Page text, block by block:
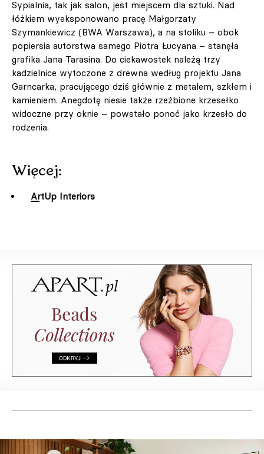
Sypialnia, tak jak salon, jest miejscem dla sztuki. Nad
łóżkiem wyeksponowano pracę Małgorzaty
Szymankiewicz (BWA Warszawa), a na stoliku – obok
popiersia autorstwa samego Piotra Łucyana – stanęła
grafika Jana Tarasina. Do ciekawostek należą trzy
kadzielnice wytoczone z drewna według projektu Jana
Garncarka, pracującego dziś głównie z metalem, szkłem i
kamieniem. Anegdotę niesie także rzeźbione krzesełko
widoczne przy oknie – powstało ponoć jako krzesło do
rodzenia.
Więcej:
ArtUp Interiors